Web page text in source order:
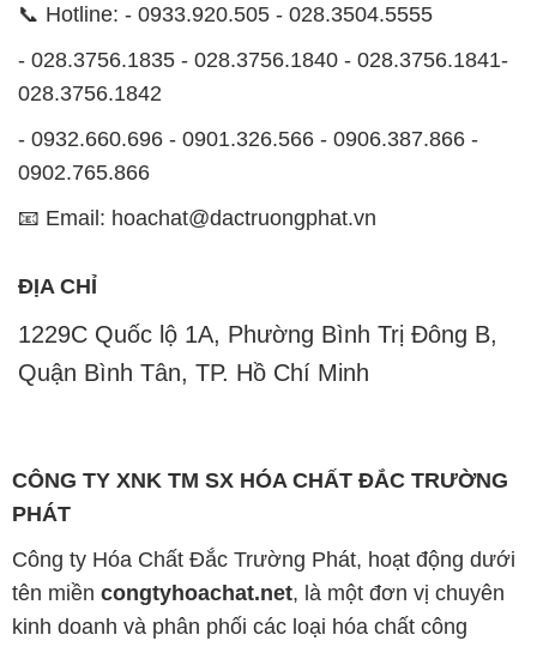
📞 Hotline: - 0933.920.505 - 028.3504.5555
- 028.3756.1835 - 028.3756.1840 - 028.3756.1841-
028.3756.1842
- 0932.660.696 - 0901.326.566 - 0906.387.866 -
0902.765.866
📧 Email: hoachat@dactruongphat.vn
ĐỊA CHỈ
1229C Quốc lộ 1A, Phường Bình Trị Đông B,
Quận Bình Tân, TP. Hồ Chí Minh
CÔNG TY XNK TM SX HÓA CHẤT ĐẮC TRƯỜNG
PHÁT
Công ty Hóa Chất Đắc Trường Phát, hoạt động dưới
tên miền congtyhoachat.net, là một đơn vị chuyên
kinh doanh và phân phối các loại hóa chất công